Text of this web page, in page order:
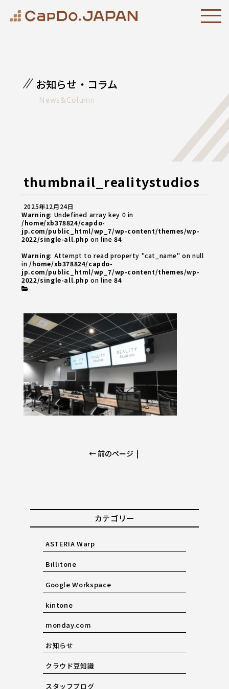
お知らせ・コラム
News&Column
thumbnail_realitystudios
2025年12月24日
Warning: Undefined array key 0 in
/home/xb378824/capdo-
jp.com/public_html/wp_7/wp-content/themes/wp-
2022/single-all.php on line84
Warning: Attempt to read property "cat_name" on null
in/home/xb378824/capdo-
jp.com/public_html/wp_7/wp-content/themes/wp-
2022/single-all.php on line84
← 前のページ |
カテゴリー
ASTERIA Warp
Billitone
Google Workspace
kintone
monday.com
お知らせ
クラウド豆知識
スタッフブログ